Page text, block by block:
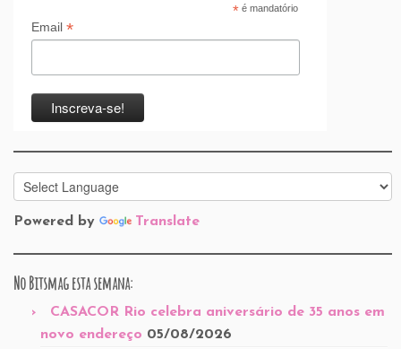
*é mandatório
Email *
Powered by Translate
No Bitsmag esta semana:
CASACOR Rio celebra aniversário de 35 anos em
novo endereço 05/08/2026